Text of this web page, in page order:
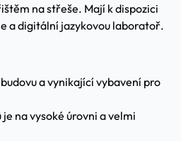
na střeše. Mají k dispozici
a digitální jazykovou laboratoř.
a vynikající vybavení pro
je na vysoké úrovni a velmi